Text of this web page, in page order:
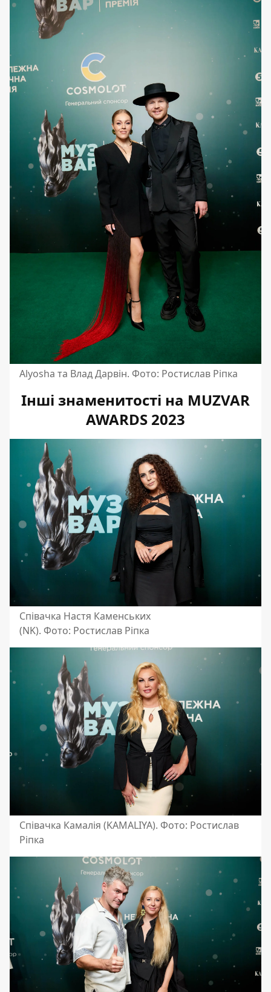
Alyosha та Влад Дарвін. Фото: Ростислав Ріпка
Інші знаменитості на MUZVAR
AWARDS 2023
Співачка Настя Каменських
(NK). Фото: Ростислав Ріпка
Співачка Камалія (KAMALIYA). Фото: Ростислав
Ріпка